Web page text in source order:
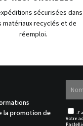
sécurisées dans
matériaux recyclés et de
réemploi.
la promotion de
Votre